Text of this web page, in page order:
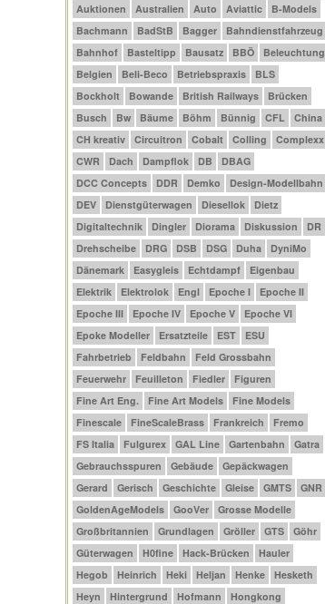
Auktionen
Australien Auto Aviattic
B-Models
Bachmann
BadStB Bagger
Bahndienstfahrzeug
Bahnhof
Basteltipp Bausatz BBÖ
Beleuchtung
Belgien
Beli-Beco Betriebspraxis
BLS
Bockholt
Bowande British Railways
Brücken
Busch
Bw Bäume Böhm Bünnig CFL
China
CH kreativ
Circuitron Cobalt Colling
Complexx
CWR
Dach Dampflok DB
DBAG
DCC Concepts
DDR Demko
Design-Modellbahn
DEV
Dienstgüterwagen Diesellok
Dietz
Digitaltechnik
Dingler Diorama Diskussion
DR
Drehscheibe
DRG DSB DSG Duha
DyniMo
Dänemark
Easygleis Echtdampf
Eigenbau
Elektrik
Elektrolok Engl Epoche I
Epoche II
Epoche III
Epoche IV Epoche V
Epoche VI
Epoke Modeller
Ersatzteile EST
ESU
Fahrbetrieb
Feldbahn
Feld Grossbahn
Feuerwehr
Feuilleton Fiedler
Figuren
Fine Art Eng.
Fine Art Models
Fine Models
Finescale
FineScaleBrass Frankreich
Fremo
FS Italia
Fulgurex GAL Line Gartenbahn
Gatra
Gebrauchsspuren
Gebäude
Gepäckwagen
Gerard
Gerisch Geschichte Gleise GMTS
GNR
GoldenAgeModels
GooVer
Grosse Modelle
Großbritannien
Grundlagen Gröller GTS
Göhr
Güterwagen
H0fine Hack-Brücken
Hauler
Hegob
Heinrich Heki Heljan Henke
Hesketh
Heyn
Hintergrund Hofmann
Hongkong